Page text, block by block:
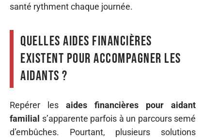
santé rythment chaque journée.
Quelles aides financières
existent pour accompagner les
aidants ?
Repérer les aides financières pour aidant
familial s’apparente parfois à un parcours semé
d’embûches. Pourtant, plusieurs solutions